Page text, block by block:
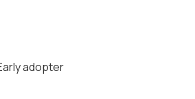
adopter